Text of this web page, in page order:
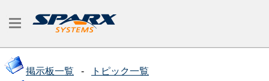
掲示板一覧 - トピック一覧